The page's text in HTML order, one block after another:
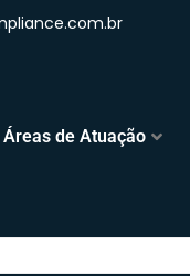
Áreas de Atuação